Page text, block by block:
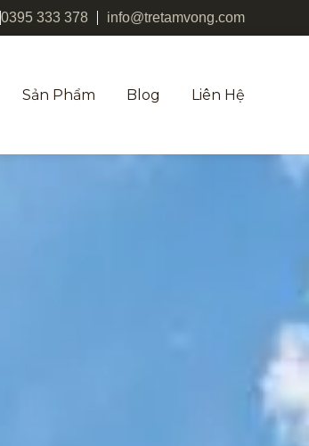
0395 333 378 info@tretamvong.com
Sản Phẩm Blog Liên Hệ